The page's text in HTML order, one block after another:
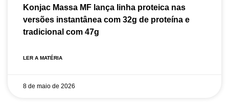
Konjac Massa MF lança linha proteica nas
versões instantânea com 32g de proteína e
tradicional com 47g
LER A MATÉRIA
8 de maio de 2026